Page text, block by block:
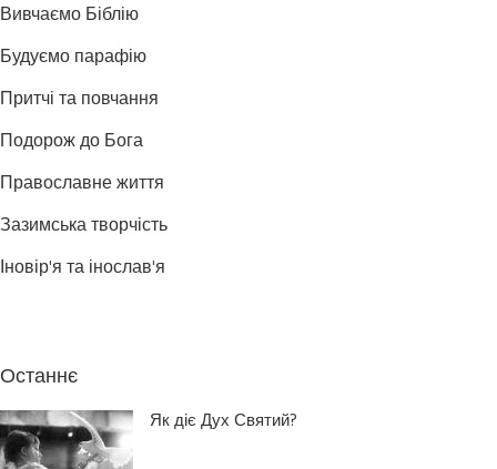
Вивчаємо Біблію
Будуємо парафію
Притчі та повчання
Подорож до Бога
Православне життя
Зазимська творчість
Іновір'я та інослав'я
Останнє
Як діє Дух Святий?